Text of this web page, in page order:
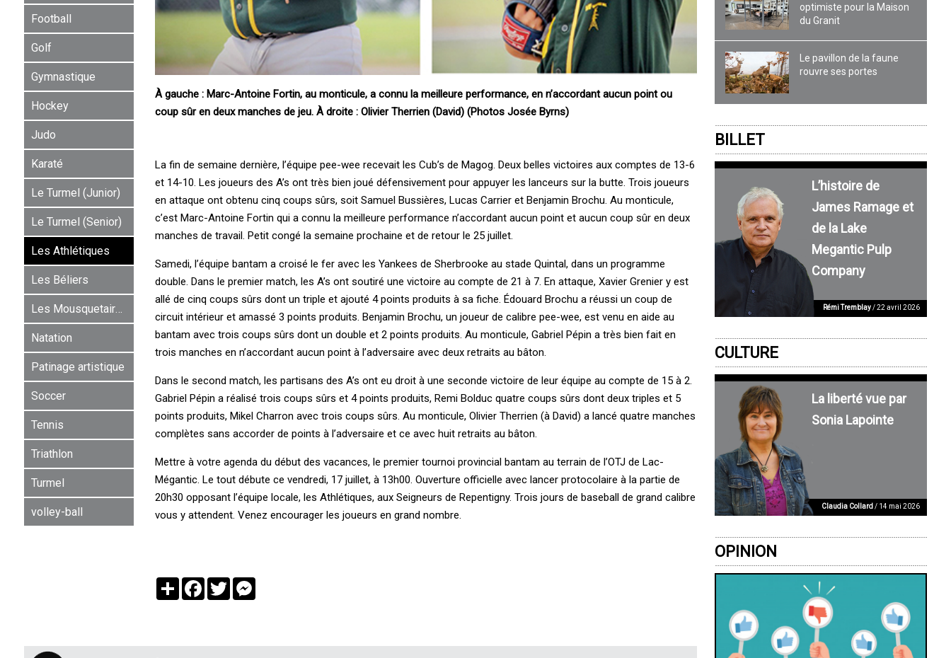
Football
Golf
Gymnastique
Hockey
Judo
Karaté
Le Turmel (Junior)
Le Turmel (Senior)
Les Athlétiques
Les Béliers
Les Mousquetaires
Natation
Patinage artistique
Soccer
Tennis
Triathlon
Turmel
volley-ball
À gauche : Marc-Antoine Fortin, au monticule, a connu la meilleure performance, en n’accordant aucun point ou
coup sûr en deux manches de jeu. À droite : Olivier Therrien (David) (Photos Josée Byrns)
La fin de semaine dernière, l’équipe pee-wee recevait les Cub’s de Magog. Deux belles victoires aux comptes de 13-6
et 14-10. Les joueurs des A’s ont très bien joué défensivement pour appuyer les lanceurs sur la butte. Trois joueurs
en attaque ont obtenu cinq coups sûrs, soit Samuel Bussières, Lucas Carrier et Benjamin Brochu. Au monticule,
c’est Marc-Antoine Fortin qui a connu la meilleure performance n’accordant aucun point et aucun coup sûr en deux
manches de travail. Petit congé la semaine prochaine et de retour le 25 juillet.
Samedi, l’équipe bantam a croisé le fer avec les Yankees de Sherbrooke au stade Quintal, dans un programme
double. Dans le premier match, les A’s ont soutiré une victoire au compte de 21 à 7. En attaque, Xavier Grenier y est
allé de cinq coups sûrs dont un triple et ajouté 4 points produits à sa fiche. Édouard Brochu a réussi un coup de
circuit intérieur et amassé 3 points produits. Benjamin Brochu, un joueur de calibre pee-wee, est venu en aide au
bantam avec trois coups sûrs dont un double et 2 points produits. Au monticule, Gabriel Pépin a très bien fait en
trois manches en n’accordant aucun point à l’adversaire avec deux retraits au bâton.
Dans le second match, les partisans des A’s ont eu droit à une seconde victoire de leur équipe au compte de 15 à 2.
Gabriel Pépin a réalisé trois coups sûrs et 4 points produits, Remi Bolduc quatre coups sûrs dont deux triples et 5
points produits, Mikel Charron avec trois coups sûrs. Au monticule, Olivier Therrien (à David) a lancé quatre manches
complètes sans accorder de points à l’adversaire et ce avec huit retraits au bâton.
Mettre à votre agenda du début des vacances, le premier tournoi provincial bantam au terrain de l’OTJ de Lac-
Mégantic. Le tout débute ce vendredi, 17 juillet, à 13h00. Ouverture officielle avec lancer protocolaire à la partie de
20h30 opposant l’équipe locale, les Athlétiques, aux Seigneurs de Repentigny. Trois jours de baseball de grand calibre
vous y attendent. Venez encourager les joueurs en grand nombre.
PartagerFacebook
TwitterMessenger
optimiste pour la Maison
du Granit
Le pavillon de la faune
rouvre ses portes
BILLET
L’histoire de
James Ramage et
de la Lake
Megantic Pulp
Company
Rémi Tremblay/ 22 avril 2026
CULTURE
La liberté vue par
Sonia Lapointe
Claudia Collard/ 14 mai 2026
OPINION